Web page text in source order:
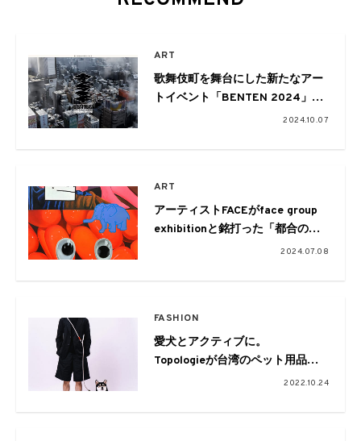
ART
歌舞伎町を舞台にした新たなアー
トイベント「BENTEN 2024」が
開催。芸術監督にChim↑Pom from
2024.10.07
ART
アーティストFACEがface group
exhibitionと銘打った「都合の悪
い存在- Disruptive Presence 」
2024.07.08
FASHION
愛犬とアクティブに。
Topologieが台湾のペット⽤品ブ
2022.10.24